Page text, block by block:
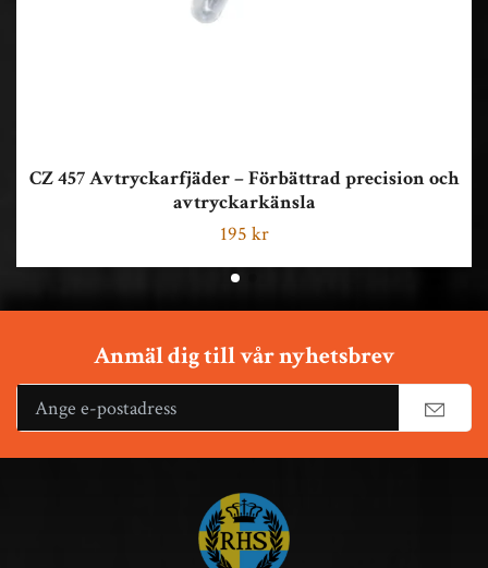
CZ 457 Avtryckarfjäder – Förbättrad precision och
avtryckarkänsla
195 kr
Anmäl dig till vår nyhetsbrev